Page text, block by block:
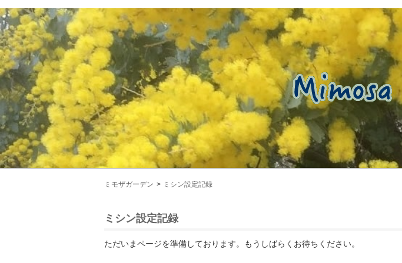
ミモザガーデン ミシン設定記録
ミシン設定記録
ただいまページを準備しております。もうしばらくお待ちください。